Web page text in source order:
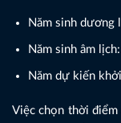
Năm sinh dương
Năm sinh âm lịch:
Năm dự kiến
Việc chọn thời điểm